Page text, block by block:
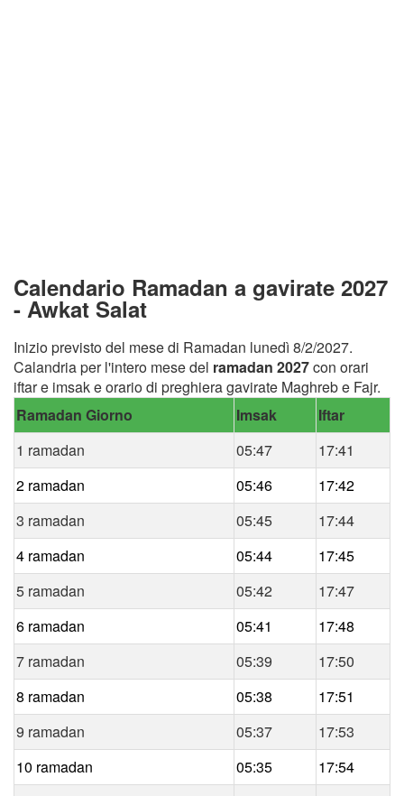
Calendario Ramadan a gavirate 2027
- Awkat Salat
Inizio previsto del mese di Ramadan lunedì 8/2/2027.
Calandria per l'intero mese del ramadan 2027con orari
iftar e imsak e orario di preghiera gavirate Maghreb e Fajr.
Ramadan Giorno
Imsak
Iftar
1 ramadan
05:47
17:41
2 ramadan
05:46
17:42
3 ramadan
05:45
17:44
4 ramadan
05:44
17:45
5 ramadan
05:42
17:47
6 ramadan
05:41
17:48
7 ramadan
05:39
17:50
8 ramadan
05:38
17:51
9 ramadan
05:37
17:53
10 ramadan
05:35
17:54